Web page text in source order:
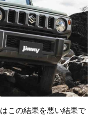
この結果を悪い結果で